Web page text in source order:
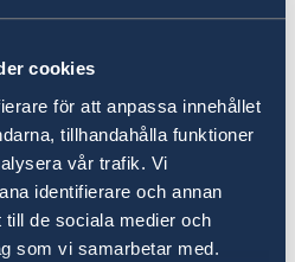
cookies
för att anpassa innehållet
tillhandahålla funktioner
vår trafik. Vi
identifierare och annan
till de sociala medier och
som vi samarbetar med.
vistelse i Sverige
i högst 90 dagar under
Antalet resedagar
datum du passerar
i ditt pass.